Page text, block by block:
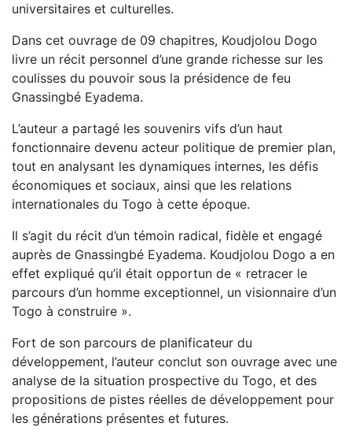
universitaires et culturelles.
Dans cet ouvrage de 09 chapitres, Koudjolou Dogo
livre un récit personnel d’une grande richesse sur les
coulisses du pouvoir sous la présidence de feu
Gnassingbé Eyadema.
L’auteur a partagé les souvenirs vifs d’un haut
fonctionnaire devenu acteur politique de premier plan,
tout en analysant les dynamiques internes, les défis
économiques et sociaux, ainsi que les relations
internationales du Togo à cette époque.
Il s’agit du récit d’un témoin radical, fidèle et engagé
auprès de Gnassingbé Eyadema. Koudjolou Dogo a en
effet expliqué qu’il était opportun de « retracer le
parcours d’un homme exceptionnel, un visionnaire d’un
Togo à construire ».
Fort de son parcours de planificateur du
développement, l’auteur conclut son ouvrage avec une
analyse de la situation prospective du Togo, et des
propositions de pistes réelles de développement pour
les générations présentes et futures.